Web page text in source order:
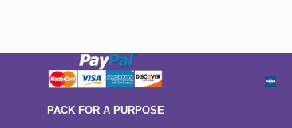
PACK FOR A PURPOSE